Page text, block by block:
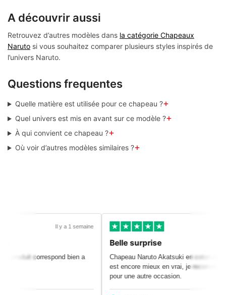
A découvrir aussi
Retrouvez d’autres modèles dans la catégorie Chapeaux
Naruto si vous souhaitez comparer plusieurs styles inspirés de
l’univers Naruto.
Questions frequentes
Quelle matière est utilisée pour ce chapeau ?+
Quel univers est mis en avant sur ce modèle ?+
À qui convient ce chapeau ?+
Où voir d’autres modèles similaires ?+
Il y a 1 semaine
le produit correspond bien a
Belle surprise
Chapeau Naruto Akatsuki en coton
est encore mieux en vrai, je
pour une autre occasion.